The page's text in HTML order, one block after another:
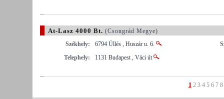
At-Lasz 4000 Bt. (Csongrád Megye)
Székhely:
6794 Üllés , Huszár u. 6.
Telephely:
1131 Budapest , Váci út
1 2 3 4 5 6 7 8